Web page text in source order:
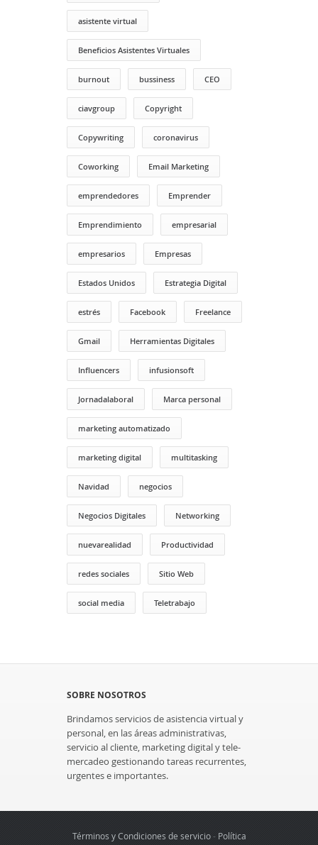
asistente virtual
Beneficios Asistentes Virtuales
burnout bussiness CEO
ciavgroup Copyright
Copywriting coronavirus
Coworking Email Marketing
emprendedores Emprender
Emprendimiento empresarial
empresarios Empresas
Estados Unidos Estrategia Digital
estrés Facebook Freelance
Gmail Herramientas Digitales
Influencers infusionsoft
Jornadalaboral Marca personal
marketing automatizado
marketing digital multitasking
Navidad negocios
Negocios Digitales Networking
nuevarealidad Productividad
redes sociales Sitio Web
social media Teletrabajo
SOBRE NOSOTROS
Brindamos servicios de asistencia virtual y
personal, en las áreas administrativas,
servicio al cliente, marketing digital y tele-
mercadeo gestionando tareas recurrentes,
urgentes e importantes.
Términos y Condiciones de servicio- Política